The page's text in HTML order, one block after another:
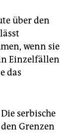
über den
wenn sie
Einzelfällen
das
serbische
Grenzen